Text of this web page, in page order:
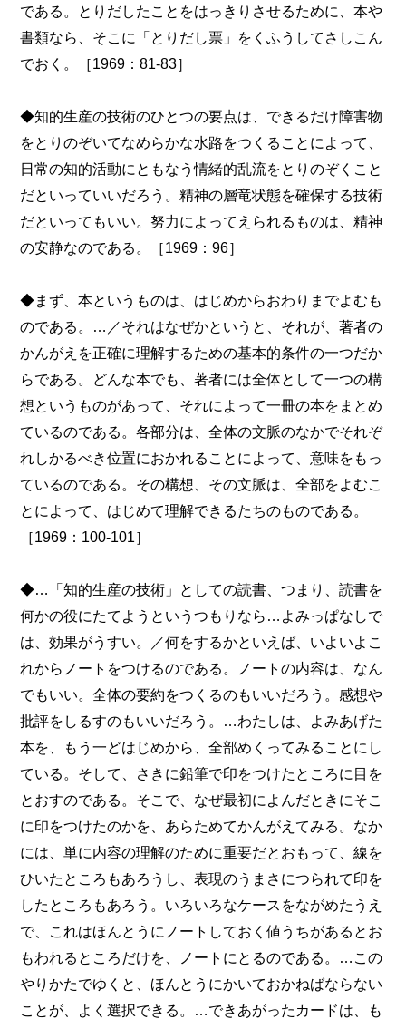
である。とりだしたことをはっきりさせるために、本や
書類なら、そこに「とりだし票」をくふうしてさしこん
でおく。［1969：81-83］
◆知的生産の技術のひとつの要点は、できるだけ障害物
をとりのぞいてなめらかな水路をつくることによって、
日常の知的活動にともなう情緒的乱流をとりのぞくこと
だといっていいだろう。精神の層竜状態を確保する技術
だといってもいい。努力によってえられるものは、精神
の安静なのである。［1969：96］
◆まず、本というものは、はじめからおわりまでよむも
のである。…／それはなぜかというと、それが、著者の
かんがえを正確に理解するための基本的条件の一つだか
らである。どんな本でも、著者には全体として一つの構
想というものがあって、それによって一冊の本をまとめ
ているのである。各部分は、全体の文脈のなかでそれぞ
れしかるべき位置におかれることによって、意味をもっ
ているのである。その構想、その文脈は、全部をよむこ
とによって、はじめて理解できるたちのものである。
［1969：100-101］
◆…「知的生産の技術」としての読書、つまり、読書を
何かの役にたてようというつもりなら…よみっぱなしで
は、効果がうすい。／何をするかといえば、いよいよこ
れからノートをつけるのである。ノートの内容は、なん
でもいい。全体の要約をつくるのもいいだろう。感想や
批評をしるすのもいいだろう。…わたしは、よみあげた
本を、もう一どはじめから、全部めくってみることにし
ている。そして、さきに鉛筆で印をつけたところに目を
とおすのである。そこで、なぜ最初によんだときにそこ
に印をつけたのかを、あらためてかんがえてみる。なか
には、単に内容の理解のために重要だとおもって、線を
ひいたところもあろうし、表現のうまさにつられて印を
したところもあろう。いろいろなケースをながめたうえ
で、これはほんとうにノートしておく値うちがあるとお
もわれるところだけを、ノートにとるのである。…この
やりかたでゆくと、ほんとうにかいておかねばならない
ことが、よく選択できる。…できあがったカードは、も